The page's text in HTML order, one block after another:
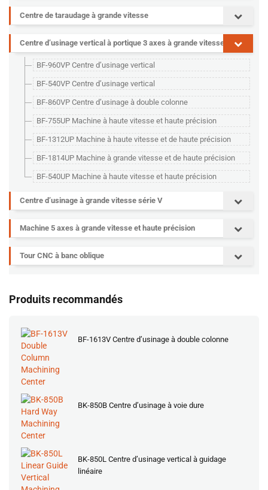
Centre de taraudage à grande vitesse
Centre d’usinage vertical à portique 3 axes à grande vitesse
BF-960VP Centre d’usinage vertical
BF-540VP Centre d’usinage vertical
BF-860VP Centre d’usinage à double colonne
BF-755UP Machine à haute vitesse et haute précision
BF-1312UP Machine à haute vitesse et de haute précision
BF-1814UP Machine à grande vitesse et de haute précision
BF-540UP Machine à haute vitesse et haute précision
Centre d’usinage à grande vitesse série V
Machine 5 axes à grande vitesse et haute précision
Tour CNC à banc oblique
Produits recommandés
BF-1613V Centre d’usinage à double colonne
BK-850B Centre d’usinage à voie dure
BK-850L Centre d’usinage vertical à guidage
linéaire